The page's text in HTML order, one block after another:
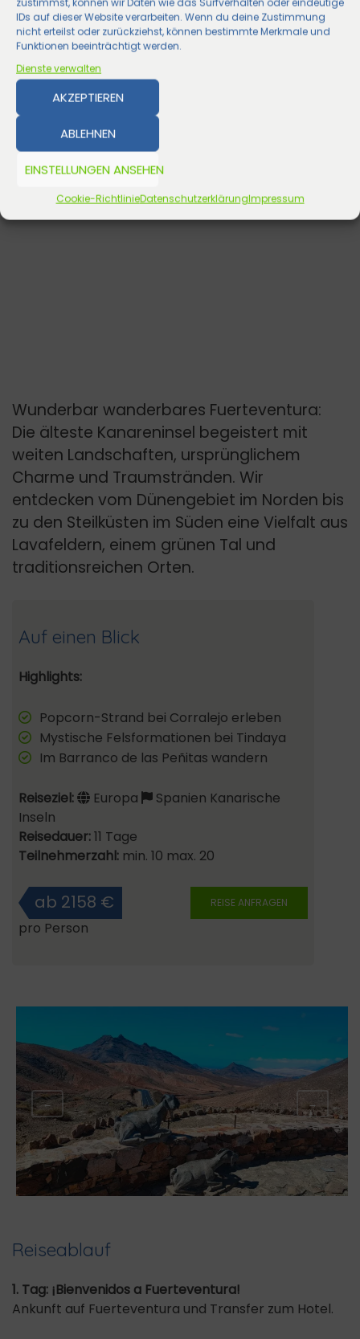
zustimmst, können wir Daten wie das Surfverhalten oder eindeutige
IDs auf dieser Website verarbeiten. Wenn du deine Zustimmung
nicht erteilst oder zurückziehst, können bestimmte Merkmale und
Funktionen beeinträchtigt werden.
Dienste verwalten
AKZEPTIEREN
ABLEHNEN
EINSTELLUNGEN ANSEHEN
Cookie-RichtlinieDatenschutzerklärungImpressum
Wunderbar wanderbares Fuerteventura:
Die älteste Kanareninsel begeistert mit
weiten Landschaften, ursprünglichem
Charme und Traumstränden. Wir
entdecken vom Dünengebiet im Norden bis
zu den Steilküsten im Süden eine Vielfalt aus
Lavafeldern, einem grünen Tal und
traditionsreichen Orten.
Auf einen Blick
Highlights:
Popcorn-Strand bei Corralejo erleben
Mystische Felsformationen bei Tindaya
Im Barranco de las Peñitas wandern
Reiseziel: Europa
Spanien Kanarische
Inseln
Reisedauer:11 Tage
Teilnehmerzahl:min. 10 max. 20
REISE ANFRAGEN
ab 2158 €
pro Person
← →
Reiseablauf
1. Tag: ¡Bienvenidos a Fuerteventura!
Ankunft auf Fuerteventura und Transfer zum Hotel.